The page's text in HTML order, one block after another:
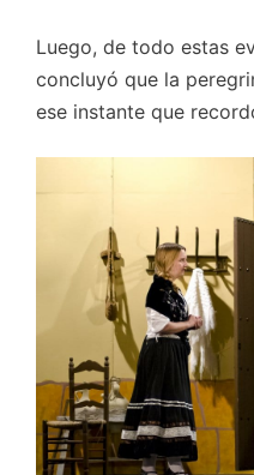
Luego, de todo estas
concluyó que la
ese instante que